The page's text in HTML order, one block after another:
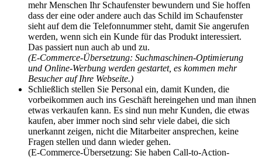
mehr Menschen Ihr Schaufenster bewundern und Sie hoffen
dass der eine oder andere auch das Schild im Schaufenster
sieht auf dem die Telefonnummer steht, damit Sie angerufen
werden, wenn sich ein Kunde für das Produkt interessiert.
Das passiert nun auch ab und zu.
(E-Commerce-Übersetzung: Suchmaschinen-Optimierung
und Online-Werbung werden gestartet, es kommen mehr
Besucher auf Ihre Webseite.)
Schließlich stellen Sie Personal ein, damit Kunden, die
vorbeikommen auch ins Geschäft hereingehen und man ihnen
etwas verkaufen kann. Es sind nun mehr Kunden, die etwas
kaufen, aber immer noch sind sehr viele dabei, die sich
unerkannt zeigen, nicht die Mitarbeiter ansprechen, keine
Fragen stellen und dann wieder gehen.
(E-Commerce-Übersetzung: Sie haben Call-to-Action-